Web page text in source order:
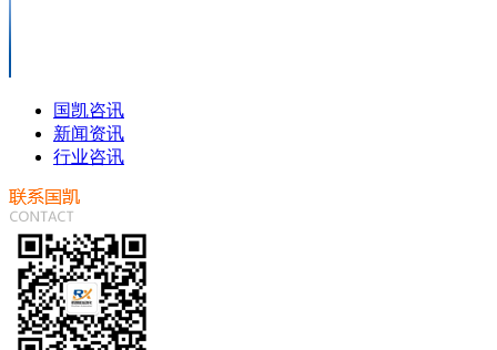
国凯咨讯
新闻资讯
行业咨讯